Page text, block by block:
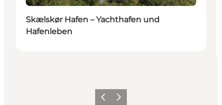
Skælskør Hafen – Yachthafen und
Hafenleben
ZurückWeiter